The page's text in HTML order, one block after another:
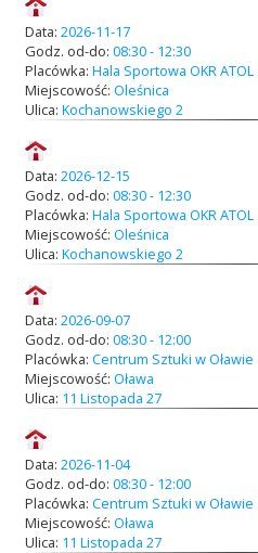
Data: 2026-11-17
Godz. od-do: 08:30 - 12:30
Placówka: Hala Sportowa OKR ATOL
Miejscowość: Oleśnica
Ulica: Kochanowskiego 2
Data: 2026-12-15
Godz. od-do: 08:30 - 12:30
Placówka: Hala Sportowa OKR ATOL
Miejscowość: Oleśnica
Ulica: Kochanowskiego 2
Data: 2026-09-07
Godz. od-do: 08:30 - 12:00
Placówka: Centrum Sztuki w Oławie
Miejscowość: Oława
Ulica: 11 Listopada 27
Data: 2026-11-04
Godz. od-do: 08:30 - 12:00
Placówka: Centrum Sztuki w Oławie
Miejscowość: Oława
Ulica: 11 Listopada 27